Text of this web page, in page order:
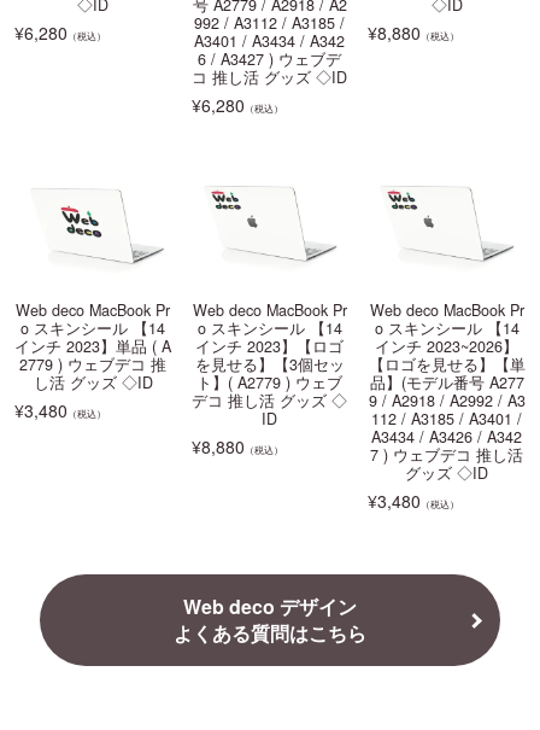
◇ID
¥6,280 （税込）
号 A2779 / A2918 / A2
992 / A3112 / A3185 /
A3401 / A3434 / A342
6 / A3427 ) ウェブデ
コ 推し活 グッズ ◇ID
¥6,280 （税込）
◇ID
¥8,880 （税込）
Web deco MacBook Pr
o スキンシール 【14
インチ 2023】単品 ( A
2779 ) ウェブデコ 推
し活 グッズ ◇ID
¥3,480 （税込）
Web deco MacBook Pr
o スキンシール 【14
インチ 2023】【ロゴ
を見せる】【3個セッ
ト】( A2779 ) ウェブ
デコ 推し活 グッズ ◇
ID
¥8,880 （税込）
Web deco MacBook Pr
o スキンシール 【14
インチ 2023~2026】
【ロゴを見せる】【単
品】(モデル番号 A277
9 / A2918 / A2992 / A3
112 / A3185 / A3401 /
A3434 / A3426 / A342
7 ) ウェブデコ 推し活
グッズ ◇ID
¥3,480 （税込）
Web deco デザイン
よくある質問はこちら